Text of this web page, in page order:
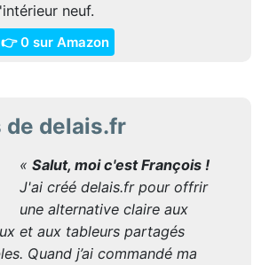
neuf.
👉 0 sur Amazon
de delais.fr
« Salut, moi c'est François !
J'ai créé delais.fr pour offrir
une alternative claire aux
et aux tableurs partagés
Quand j’ai commandé ma